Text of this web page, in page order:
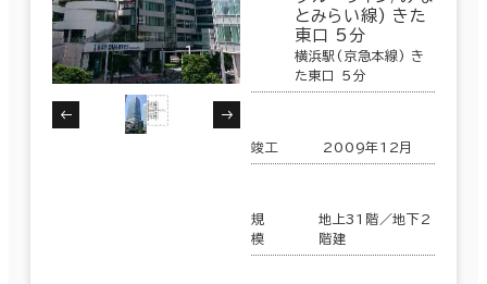
とみらい線) きた
東口 5分
横浜駅(京急本線) き
た東口 5分
竣工 2009年12月
規
模
地上31階／地下2
階建